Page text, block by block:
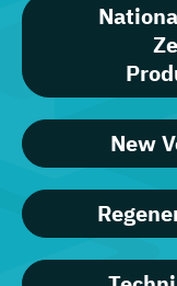
New